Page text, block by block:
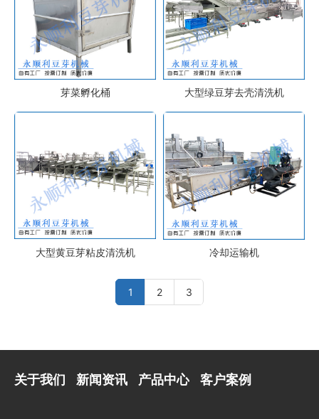
芽菜孵化桶 大型绿豆芽去壳清洗机
大型黄豆芽粘皮清洗机 冷却运输机
1 2 3
关于我们 新闻资讯 产品中心 客户案例